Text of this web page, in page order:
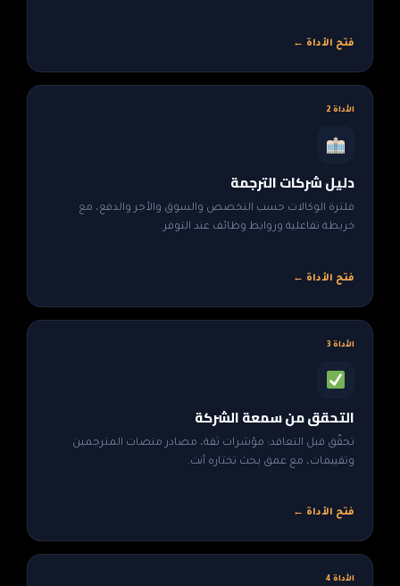
فتح الأداة ←
الأداة 2
دليل شركات الترجمة
فلترة الوكالات حسب التخصص والسوق والأجر والدفع، مع
خريطة تفاعلية وروابط وظائف عند التوفر.
فتح الأداة ←
الأداة 3
التحقق من سمعة الشركة
تحقّق قبل التعاقد: مؤشرات ثقة، مصادر منصات المترجمين
وتقييمات، مع عمق بحث تختاره أنت.
فتح الأداة ←
الأداة 4